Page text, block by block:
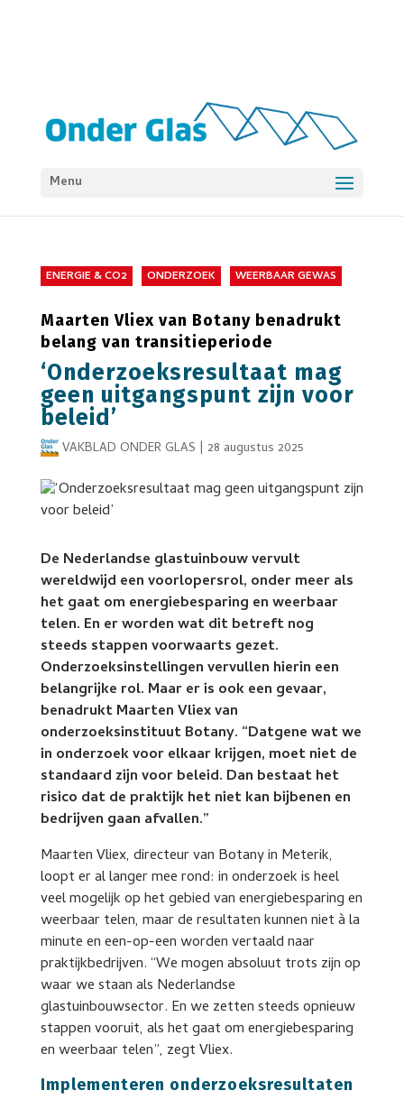
Menu
ENERGIE & CO2 ONDERZOEK WEERBAAR GEWAS
Maarten Vliex van Botany benadrukt
belang van transitieperiode
‘Onderzoeksresultaat mag
geen uitgangspunt zijn voor
beleid’
VAKBLAD ONDER GLAS | 28 augustus 2025
De Nederlandse glastuinbouw vervult
wereldwijd een voorlopersrol, onder meer als
het gaat om energiebesparing en weerbaar
telen. En er worden wat dit betreft nog
steeds stappen voorwaarts gezet.
Onderzoeksinstellingen vervullen hierin een
belangrijke rol. Maar er is ook een gevaar,
benadrukt Maarten Vliex van
onderzoeksinstituut Botany. “Datgene wat we
in onderzoek voor elkaar krijgen, moet niet de
standaard zijn voor beleid. Dan bestaat het
risico dat de praktijk het niet kan bijbenen en
bedrijven gaan afvallen.”
Maarten Vliex, directeur van Botany in Meterik,
loopt er al langer mee rond: in onderzoek is heel
veel mogelijk op het gebied van energiebesparing en
weerbaar telen, maar de resultaten kunnen niet à la
minute en een-op-een worden vertaald naar
praktijkbedrijven. “We mogen absoluut trots zijn op
waar we staan als Nederlandse
glastuinbouwsector. En we zetten steeds opnieuw
stappen vooruit, als het gaat om energiebesparing
en weerbaar telen”, zegt Vliex.
Implementeren onderzoeksresultaten